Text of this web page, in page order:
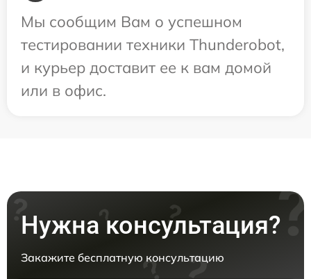
Мы сообщим Вам о успешном
тестировании техники Thunderobot,
и курьер доставит ее к вам домой
или в офис.
Нужна консультация?
Закажите бесплатную консультацию